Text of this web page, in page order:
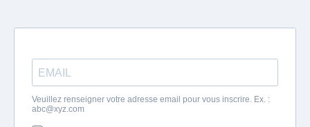
Veuillez renseigner votre adresse email pour vous inscrire. Ex. :
abc@xyz.com